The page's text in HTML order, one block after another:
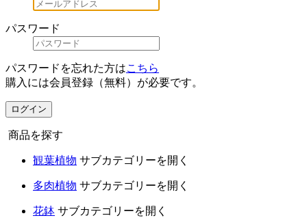
パスワード
パスワードを忘れた方はこちら
購入には会員登録（無料）が必要です。
ログイン
商品を探す
観葉植物 サブカテゴリーを開く
多肉植物 サブカテゴリーを開く
花鉢 サブカテゴリーを開く